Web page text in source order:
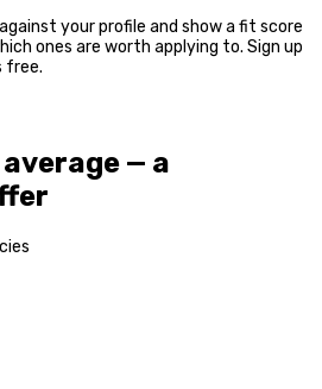
your profile and show a fit score
ones are worth applying to. Sign up
free.
— a